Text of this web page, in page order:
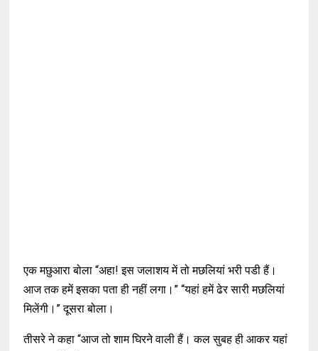
एक मछुआरा बोला “अहा! इस जलाशय में तो मछलियां भरी पडी हैं।
आज तक हमें इसका पता ही नहीं लगा।” “यहां हमें ढेर सारी मछलियां
मिलेंगी।” दूसरा बोला।
तीसरे ने कहा “आज तो शाम घिरने वाली हैं। कल सुबह ही आकर यहां